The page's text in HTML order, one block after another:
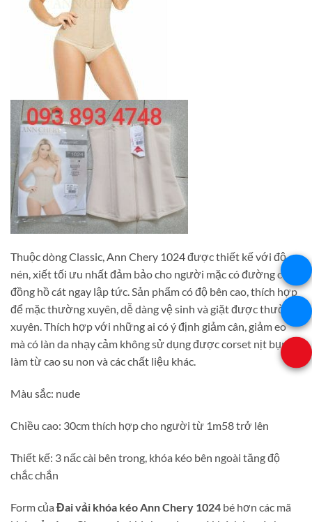
Thuộc dòng Classic, Ann Chery 1024 được thiết kế với độ
nén, xiết tối ưu nhất đảm bảo cho người mặc có đường cong
đồng hồ cát ngay lập tức. Sản phẩm có độ bên cao, thích hợp
để mặc thường xuyên, dễ dàng vệ sinh và giặt được thường
xuyên. Thích hợp với những ai có ý định giảm cân, giảm eo
mà có làn da nhạy cảm không sử dụng được corset nịt bụng
làm từ cao su non và các chất liệu khác.
Màu sắc: nude
Chiều cao: 30cm thích hợp cho người từ 1m58 trở lên
Thiết kế: 3 nấc cài bên trong, khóa kéo bên ngoài tăng độ
chắc chắn
Form của Đai vải khóa kéo Ann Chery 1024 bé hơn các mã